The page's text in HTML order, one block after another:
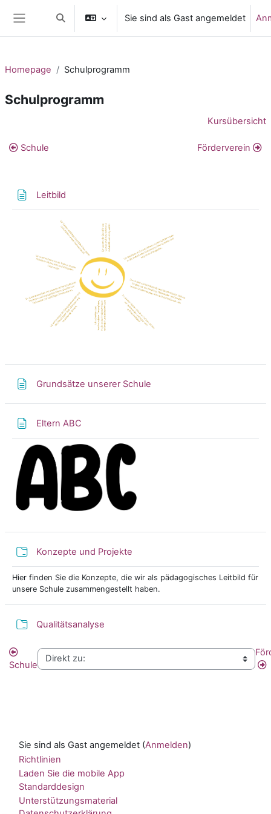
Website-Übersicht
Sucheingabe umschaltenSie sind als Gast angemeldet
Homepage Schulprogramm
Schulprogramm
Kursübersicht
Schule Förderverein
Leitbild
Grundsätze unserer Schule
Eltern ABC
Konzepte und Projekte
Hier finden Sie die Konzepte, die wir als pädagogisches Leitbild für
unsere Schule zusammengestellt haben.
Qualitätsanalyse
Schule
Sie sind als Gast angemeldet (Anmelden)
Richtlinien
Laden Sie die mobile App
Standarddesign
Unterstützungsmaterial